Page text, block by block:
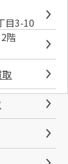
目3-10
階
取